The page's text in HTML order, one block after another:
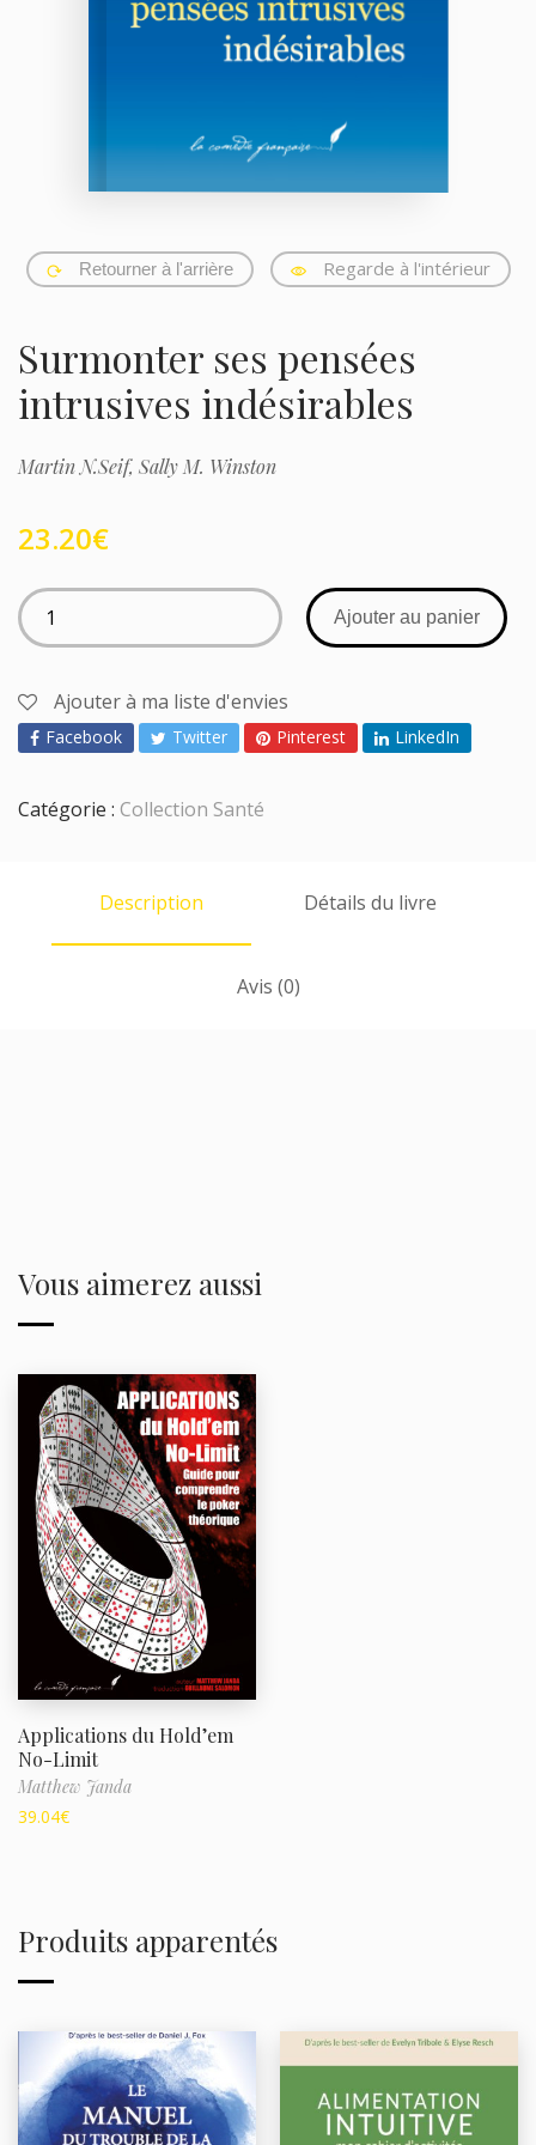
Retourner à l'arrière Regarde à l'intérieur
Surmonter ses pensées
intrusives indésirables
Martin N.Seif, Sally M. Winston
23.20€
Ajouter au panier
Ajouter à ma liste d'envies
Facebook Twitter Pinterest LinkedIn
Catégorie : Collection Santé
Description Détails du livre
Avis (0)
Vous aimerez aussi
Applications du Hold’em
No-Limit
Matthew Janda
39.04€
Produits apparentés